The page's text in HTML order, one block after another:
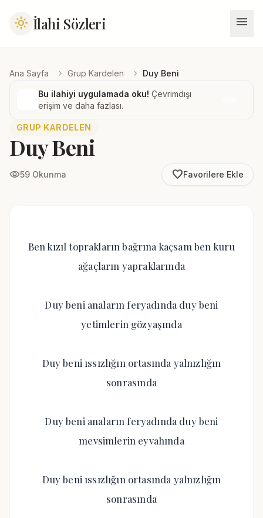
light_mode İlahi Sözleri menu
Ana Sayfa chevron_right Grup Kardelen chevron_right Duy Beni
Bu ilahiyi uygulamada oku! Çevrimdışı
erişim ve daha fazlası.
GRUP KARDELEN
Duy Beni
visibility59 Okunma favorite_borderFavorilere Ekle
Ben kızıl toprakların bağrına kaçsam ben kuru
ağaçların yapraklarında
Duy beni anaların feryadında duy beni
yetimlerin gözyaşında
Duy beni ıssızlığın ortasında yalnızlığın
sonrasında
Duy beni anaların feryadında duy beni
mevsimlerin eyvahında
Duy beni ıssızlığın ortasında yalnızlığın
sonrasında